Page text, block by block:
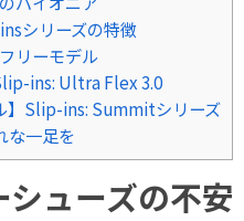
シリーズの特徴
リーモデル
ins: Ultra Flex 3.0
】Slip-ins: Summitシリーズ
な一足を
ューズの不安